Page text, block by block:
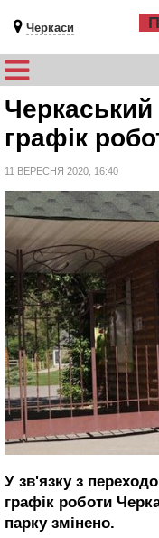
Черкаси
графік
11 ВЕРЕСНЯ 2020, 16:40
У зв'язку з
графік роботи
парку змінено.